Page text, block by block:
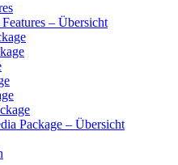
– Übersicht
Package – Übersicht